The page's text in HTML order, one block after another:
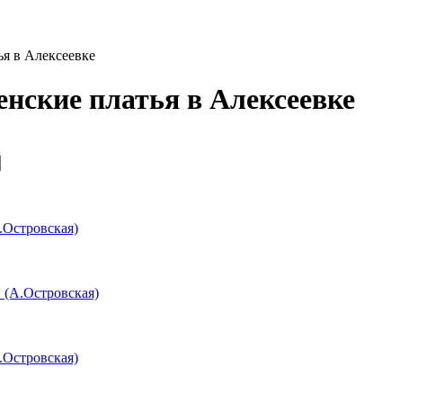
в Алексеевке
платья в Алексеевке